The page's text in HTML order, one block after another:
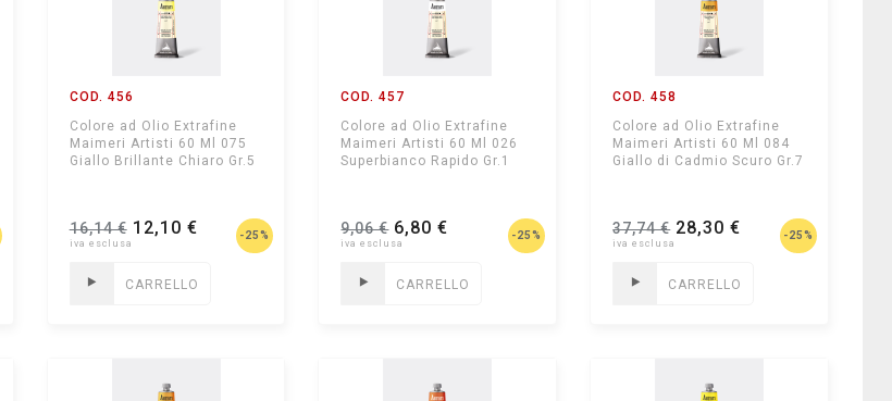
COD. 456
Colore ad Olio Extrafine
Maimeri Artisti 60 Ml 075
Giallo Brillante Chiaro Gr.5
16,14 €12,10 € -25%
CARRELLO
COD. 457
Colore ad Olio Extrafine
Maimeri Artisti 60 Ml 026
Superbianco Rapido Gr.1
9,06 €6,80 € -25%
CARRELLO
COD. 458
Colore ad Olio Extrafine
Maimeri Artisti 60 Ml 084
Giallo di Cadmio Scuro Gr.7
37,74 €28,30 € -25%
CARRELLO